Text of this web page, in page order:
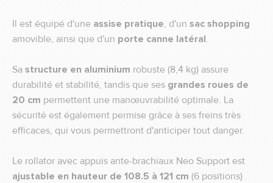
Il est équipé d'une assise pratique, d'un sac shopping
amovible, ainsi que d'un porte canne latéral.
Sa structure en aluminium robuste (8,4 kg) assure
durabilité et stabilité, tandis que ses grandes roues de
20 cm permettent une manœuvrabilité optimale. La
sécurité est également permise grâce à ses freins très
efficaces, qui vous permettront d'anticiper tout danger.
Le rollator avec appuis ante-brachiaux Neo Support est
ajustable en hauteur de 108.5 à 121 cm (6 positions)